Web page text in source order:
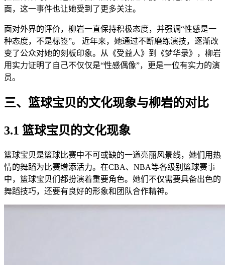
面，这一事件也让她受到了更多关注。
面对外界的评价，柳岩一直保持积极态度，并强调“性感是一
种态度，不是标签”。 近年来，她通过不断磨练演技，逐渐改
变了公众对她的刻板印象。从《受益人》到《梦华录》，柳岩
用实力证明了自己不仅仅是“性感偶像”，更是一位有实力的演
员。
三、篮球宝贝的文化现象与柳岩的对比
3.1 篮球宝贝的文化现象
篮球宝贝是篮球比赛中不可或缺的一道亮丽风景线，她们用热
情的舞蹈为比赛增添活力。在CBA、NBA等各级别篮球赛事
中，篮球宝贝们都扮演着重要角色。她们不仅需要具备出色的
舞蹈技巧，还要有良好的形象和团队合作精神。